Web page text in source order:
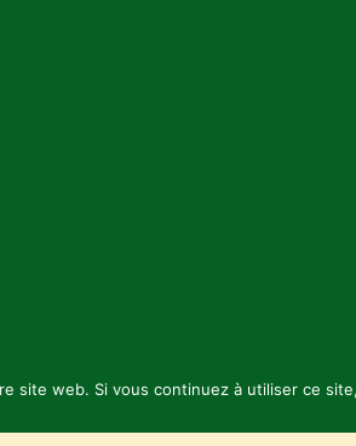
site web. Si vous continuez à utiliser ce